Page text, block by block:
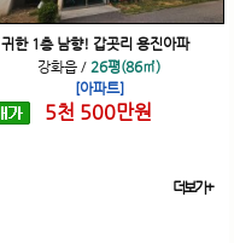
귀한 1층 남향! 갑곳리 용진아파
강화읍 / 26평(86㎡)
[아파트]
5천 500만원
더보기+